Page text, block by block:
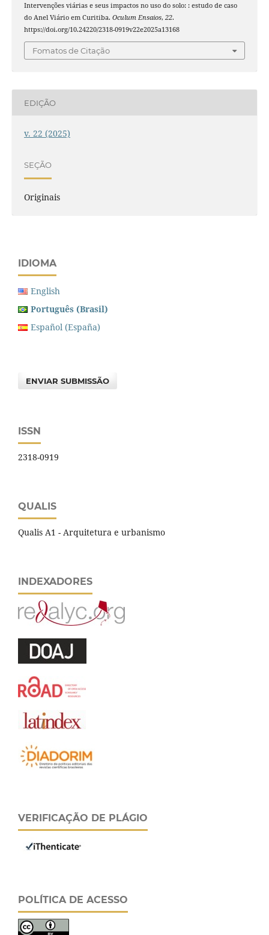
Intervenções viárias e seus impactos no uso do solo: : estudo de caso
do Anel Viário em Curitiba. Oculum Ensaios, 22.
https://doi.org/10.24220/2318-0919v22e2025a13168
Fomatos de Citação
EDIÇÃO
v. 22 (2025)
SEÇÃO
Originais
IDIOMA
English
Português (Brasil)
Español (España)
ENVIAR SUBMISSÃO
ISSN
2318-0919
QUALIS
Qualis A1 - Arquitetura e urbanismo
INDEXADORES
VERIFICAÇÃO DE PLÁGIO
POLÍTICA DE ACESSO